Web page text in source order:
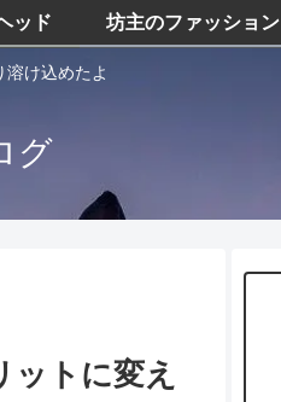
け込めたよ
グ
ッド 坊主のファッション
トに変え